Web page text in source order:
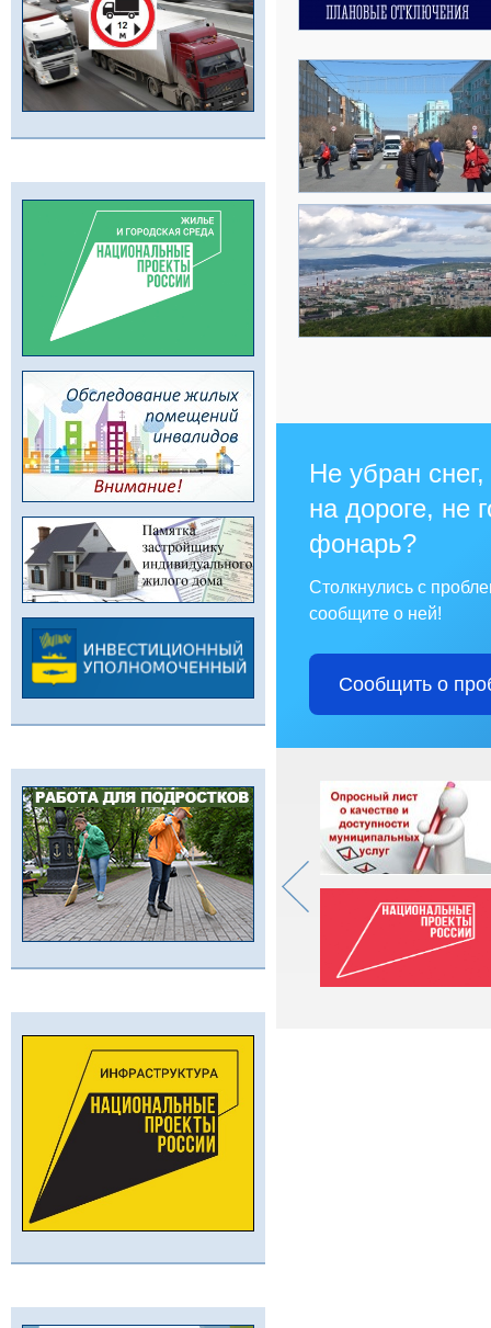
Не убран
на дороге, не
фонарь?
Столкнулись с
сообщите о ней!
Сообщить о